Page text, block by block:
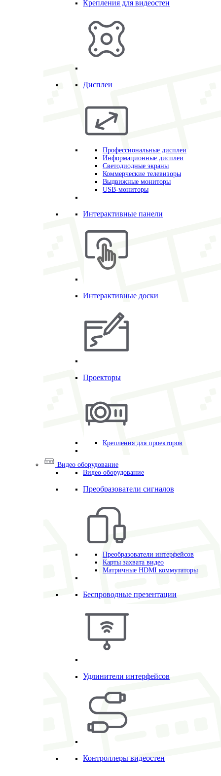
Крепления для видеостен
Дисплеи
Профессиональные дисплеи
Информационные дисплеи
Светодиодные экраны
Коммерческие телевизоры
Выдвижные мониторы
USB-мониторы
Интерактивные панели
Интерактивные доски
Проекторы
Крепления для проекторов
Видео оборудование
Видео оборудование
Преобразователи сигналов
Преобразователи интерфейсов
Карты захвата видео
Матричные HDMI коммутаторы
Беспроводные презентации
Удлинители интерфейсов
Контроллеры видеостен